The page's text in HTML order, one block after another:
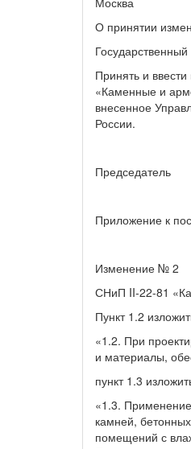
О принятии
Принять и
«Каменные и
внесенное
России.
Приложение к
Изменение № 2
СНиП II-22-81
Пункт 1.2
«1.2. При
и материалы,
пункт 1.3
«1.3. Применение
камней,
помещений с